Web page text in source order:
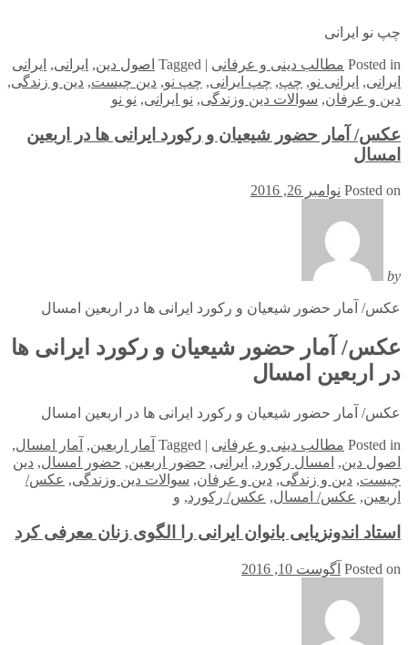
چپ نو ایرانی
Posted in مطالب دینی و عرفانی |
Tagged اصول دین, ایرانی, ایرانی
ایرانی, ایرانی نو, چپ, چپ ایرانی, چپ نو, دین چیست, دین و زندگی,
دین و عرفان, سوالات دین وزندگی, نو ایرانی, نو نو
عکس/ آمار حضور شیعیان و رکورد ایرانی ها در اربعین
امسال
Posted on نوامبر 26, 2016
by
عکس/ آمار حضور شیعیان و رکورد ایرانی ها در اربعین امسال
عکس/ آمار حضور شیعیان و رکورد ایرانی ها
در اربعین امسال
عکس/ آمار حضور شیعیان و رکورد ایرانی ها در اربعین امسال
Posted in مطالب دینی و عرفانی |
Tagged آمار اربعین, آمار امسال,
اصول دین, امسال رکورد, ایرانی, حضور اربعین, حضور امسال, دین
چیست, دین و زندگی, دین و عرفان, سوالات دین وزندگی, عکس/
اربعین, عکس/ امسال, عکس/ رکورد, و
استاد اندونزیایی بانوان ایرانی را الگوی زنان معرفی کرد
Posted on آگوست 10, 2016